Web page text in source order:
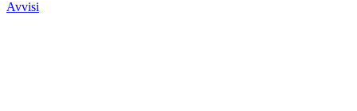
Avvisi